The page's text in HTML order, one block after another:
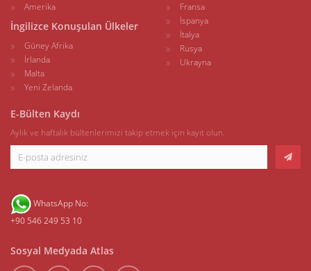
Amerika
İngilizce Konuşulan Ülkeler
Güney Afrika
İrlanda
Malta
Yeni Zelanda
Fransa
İspanya
İtalya
Rusya
Ukrayna
E-Bülten Kaydı
Aylık ve haftalık bültenlerimizi takip etmek için kayıt olun.
WhatsApp No:
+90 546 249 53 10
Sosyal Medyada Atlas